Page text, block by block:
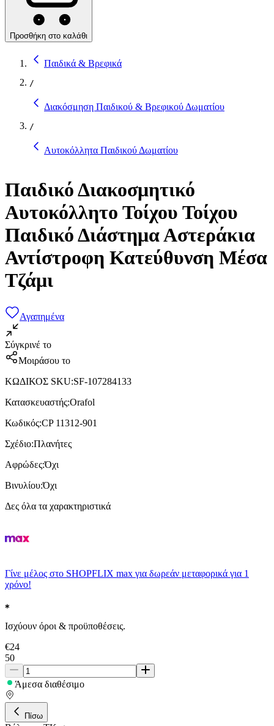
Προσθήκη στο καλάθι
Παιδικά & Βρεφικά
/
Διακόσμηση Παιδικού & Βρεφικού Δωματίου
/
Αυτοκόλλητα Παιδικού Δωματίου
Παιδικό Διακοσμητικό
Αυτοκόλλητο Τοίχου Τοίχου
Παιδικό Διάστημα Αστεράκια
Αντίστροφη Κατεύθυνση Μέσα
Τζάμι
Αγαπημένα
Σύγκρινέ το
Μοιράσου το
ΚΩΔΙΚΟΣ SKU:SF-107284133
Κατασκευαστής:Orafol
Κωδικός:CP 11312-901
Σχέδιο:Πλανήτες
Αφρώδες:Όχι
Βινυλίου:Όχι
Δες όλα τα χαρακτηριστικά
Γίνε μέλος στο SHOPFLIX max για δωρεάν μεταφορικά για 1
χρόνο!
Ισχύουν όροι & προϋποθέσεις.
€24
50
Άμεσα διαθέσιμο
Πίσω